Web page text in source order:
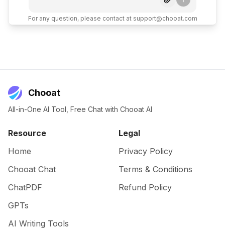
For any question, please contact at support@chooat.com
Chooat
All-in-One AI Tool, Free Chat with Chooat AI
Resource
Home
Chooat Chat
ChatPDF
GPTs
AI Writing Tools
Legal
Privacy Policy
Terms & Conditions
Refund Policy